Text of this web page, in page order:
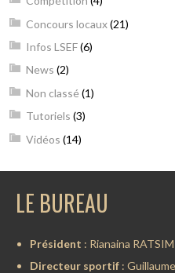
Concours locaux(21)
Infos LSEF(6)
News (2)
Non classé (1)
Tutoriels (3)
Vidéos (14)
LE BUREAU
Président : Rianaina
Directeur sportif: